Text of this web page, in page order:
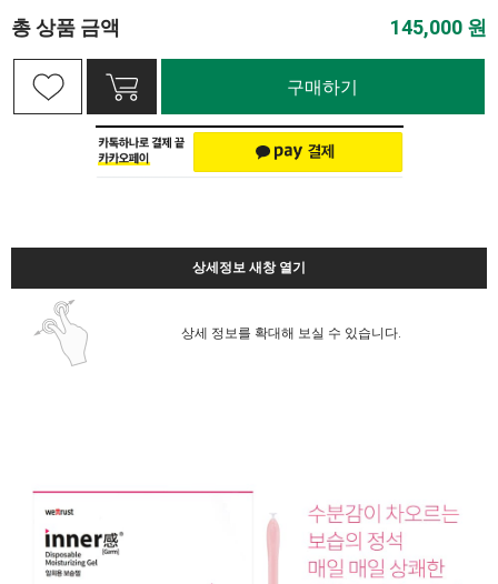
총 상품 금액 145,000 원
구매하기
상세정보 새창 열기
상세 정보를 확대해 보실 수 있습니다.